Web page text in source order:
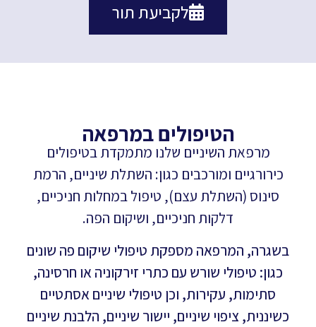
לקביעת תור
הטיפולים במרפאה
מרפאת השיניים שלנו מתמקדת בטיפולים
כירורגיים ומורכבים כגון: השתלת שיניים, הרמת
סינוס (השתלת עצם), טיפול במחלות חניכיים,
דלקות חניכיים, ושיקום הפה.
בשגרה, המרפאה מספקת טיפולי שיקום פה שונים
כגון: טיפולי שורש עם כתרי זירקוניה או חרסינה,
סתימות, עקירות, וכן טיפולי שיניים אסתטיים
כשיננית, ציפוי שיניים, יישור שיניים, הלבנת שיניים